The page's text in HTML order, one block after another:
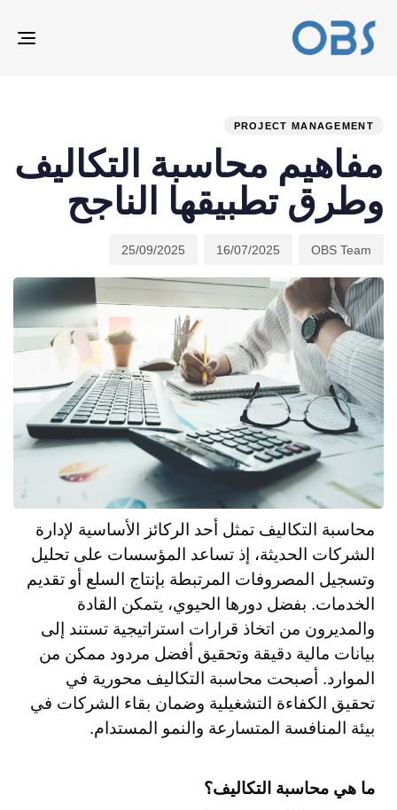
PROJECT MANAGEMENT
مفاهيم محاسبة التكاليف
وطرق تطبيقها الناجح
OBS Team
16/07/2025
25/09/2025
محاسبة التكاليف تمثل أحد الركائز الأساسية لإدارة
الشركات الحديثة، إذ تساعد المؤسسات على تحليل
وتسجيل المصروفات المرتبطة بإنتاج السلع أو تقديم
الخدمات. بفضل دورها الحيوي، يتمكن القادة
والمديرون من اتخاذ قرارات استراتيجية تستند إلى
بيانات مالية دقيقة وتحقيق أفضل مردود ممكن من
الموارد. أصبحت محاسبة التكاليف محورية في
تحقيق الكفاءة التشغيلية وضمان بقاء الشركات في
بيئة المنافسة المتسارعة والنمو المستدام.
ما هي محاسبة التكاليف؟